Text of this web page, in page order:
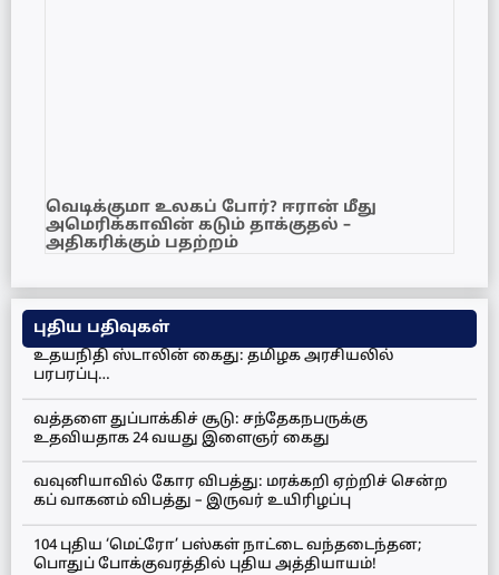
வெடிக்குமா உலகப் போர்? ஈரான் மீது
அமெரிக்காவின் கடும் தாக்குதல் –
அதிகரிக்கும் பதற்றம்
புதிய பதிவுகள்
உதயநிதி ஸ்டாலின் கைது: தமிழக அரசியலில்
பரபரப்பு…
வத்தளை துப்பாக்கிச் சூடு: சந்தேகநபருக்கு
உதவியதாக 24 வயது இளைஞர் கைது
வவுனியாவில் கோர விபத்து: மரக்கறி ஏற்றிச் சென்ற
கப் வாகனம் விபத்து – இருவர் உயிரிழப்பு
104 புதிய ‘மெட்ரோ’ பஸ்கள் நாட்டை வந்தடைந்தன;
பொதுப் போக்குவரத்தில் புதிய அத்தியாயம்!